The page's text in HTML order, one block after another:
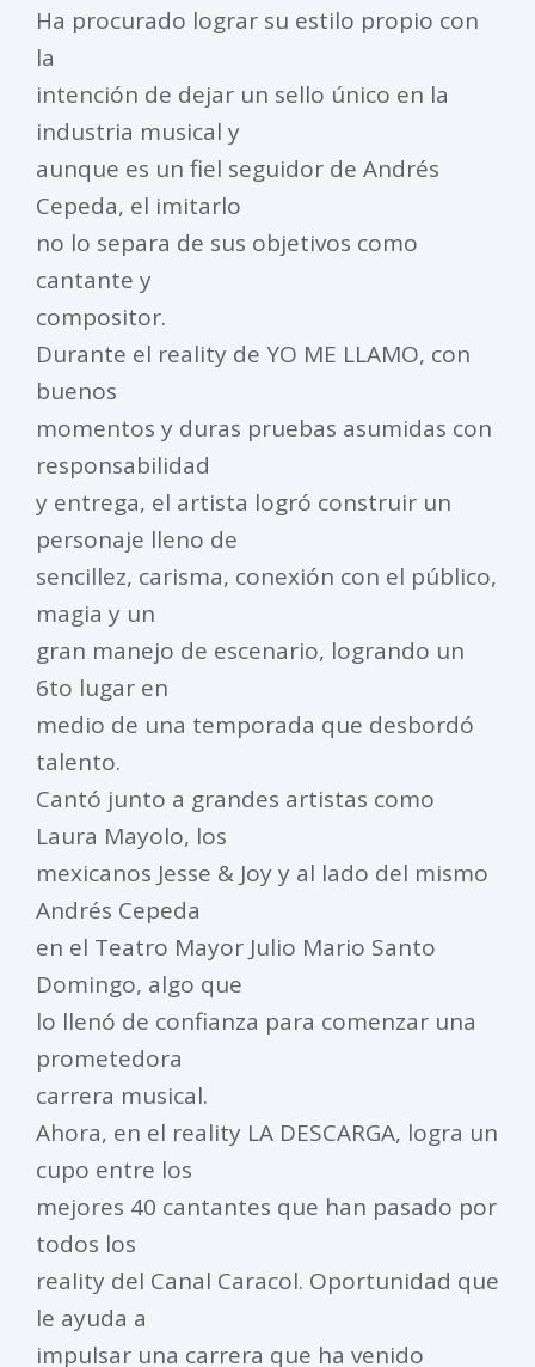
Ha procurado lograr su estilo propio con
la
intención de dejar un sello único en la
industria musical y
aunque es un fiel seguidor de Andrés
Cepeda, el imitarlo
no lo separa de sus objetivos como
cantante y
compositor.
Durante el reality de YO ME LLAMO, con
buenos
momentos y duras pruebas asumidas con
responsabilidad
y entrega, el artista logró construir un
personaje lleno de
sencillez, carisma, conexión con el público,
magia y un
gran manejo de escenario, logrando un
6to lugar en
medio de una temporada que desbordó
talento.
Cantó junto a grandes artistas como
Laura Mayolo, los
mexicanos Jesse & Joy y al lado del mismo
Andrés Cepeda
en el Teatro Mayor Julio Mario Santo
Domingo, algo que
lo llenó de confianza para comenzar una
prometedora
carrera musical.
Ahora, en el reality LA DESCARGA, logra un
cupo entre los
mejores 40 cantantes que han pasado por
todos los
reality del Canal Caracol. Oportunidad que
le ayuda a
impulsar una carrera que ha venido